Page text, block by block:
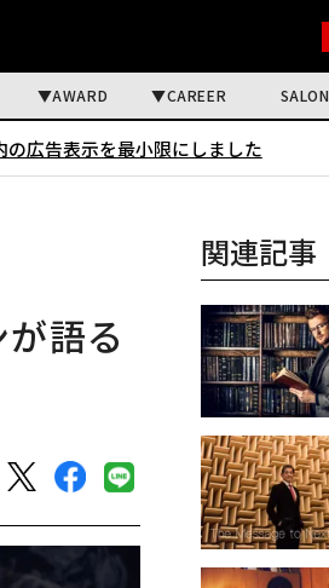
AWARD CAREER SALON
の広告表示を最小限にしました
語る
関連記事